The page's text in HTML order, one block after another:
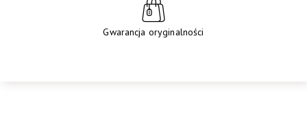
Gwarancja oryginalności